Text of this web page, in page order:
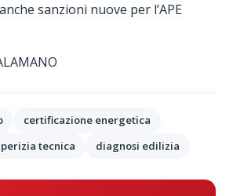
sanzioni nuove per l’APE
certificazione energetica
perizia tecnica diagnosi edilizia